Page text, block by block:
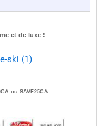
et de luxe !
ou SAVE25CA